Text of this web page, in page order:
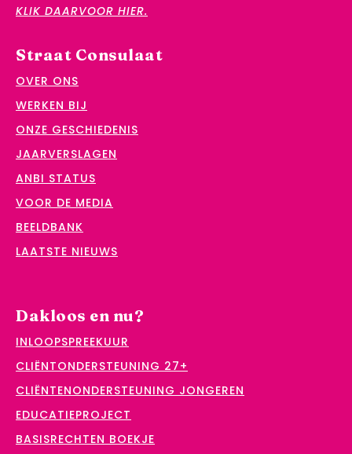
KLIK DAARVOOR HIER.
Straat Consulaat
OVER ONS
WERKEN BIJ
ONZE GESCHIEDENIS
JAARVERSLAGEN
ANBI STATUS
VOOR DE MEDIA
BEELDBANK
LAATSTE NIEUWS
Dakloos en nu?
INLOOPSPREEKUUR
CLIËNTONDERSTEUNING 27+
CLIËNTENONDERSTEUNING JONGEREN
EDUCATIEPROJECT
BASISRECHTEN BOEKJE